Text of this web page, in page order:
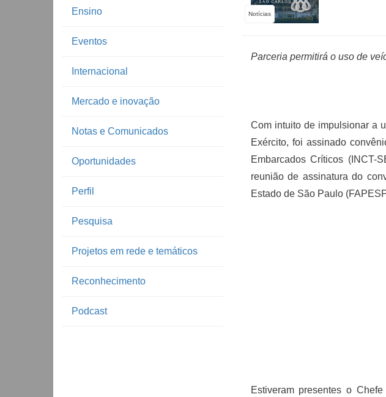
Ensino
Eventos
Internacional
Mercado e inovação
Notas e Comunicados
Oportunidades
Perfil
Pesquisa
Projetos em rede e temáticos
Reconhecimento
Podcast
Notícias
Parceria permitirá o uso de
Com intuito de impulsionar a
Exército, foi assinado
Embarcados Críticos
reunião de assinatura do
Estado de São Paulo
Estiveram presentes o